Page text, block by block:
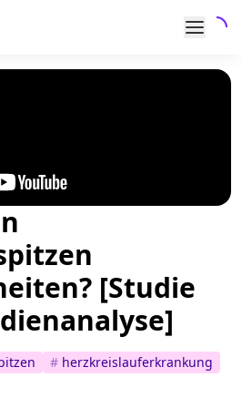
[Studie
# herzkreislauferkrankung